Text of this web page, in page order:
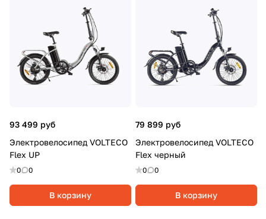
93 499 руб
Электровелосипед VOLTECO
Flex UP
0 0
В корзину
79 899 руб
Электровелосипед VOLTECO
Flex черный
0 0
В корзину